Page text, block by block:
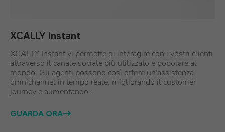
XCALLY Instant
XCALLY Instant vi permette di interagire con i vostri clienti
attraverso il canale sociale più utilizzato e popolare al
mondo. Gli agenti possono così offrire un'assistenza
omnichannel in tempo reale, migliorando il customer
journey e aumentando…
GUARDA ORA